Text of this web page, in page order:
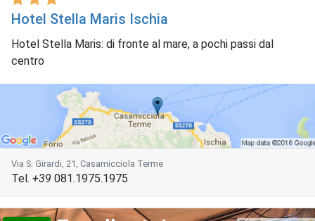
Hotel Stella Maris Ischia
Hotel Stella Maris: di fronte al mare, a pochi passi dal
centro
Via S. Girardi, 21, Casamicciola Terme
Tel. +39 081.1975.1975